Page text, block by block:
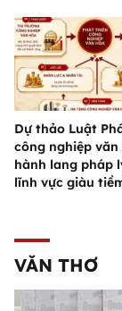
Dự thảo Luật
công nghiệp văn
hành lang pháp
lĩnh vực giàu
VĂN THƠ